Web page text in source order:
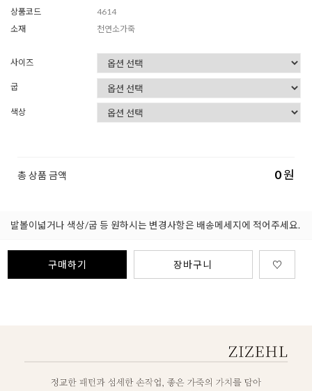
상품코드
4614
소재
천연소가죽
사이즈
굽
색상
총 상품 금액 0원
발볼이넓거나 색상/굽 등 원하시는 변경사항은 배송메세지에 적어주세요.
구매하기 장바구니 ♡